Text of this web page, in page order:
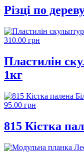
Різці по
310.00 грн
Пластилін
1кг
95.00 грн
815 Кістка